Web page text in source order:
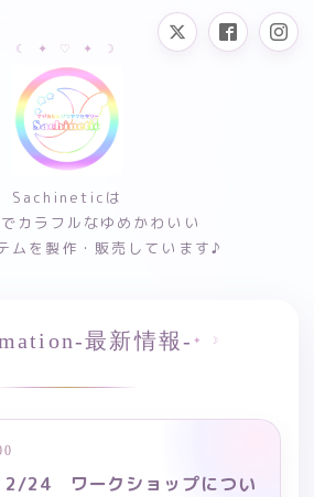
Sachineticは
カラフルなゆめかわいい
ムを製作・販売しています♪
最新情報-
2/24 ワークショップについ